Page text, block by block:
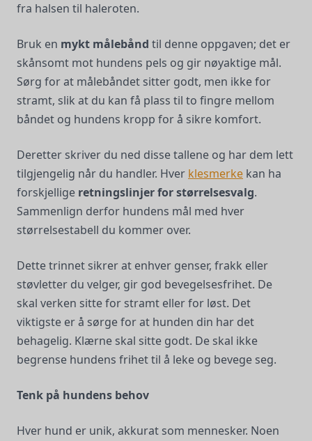
fra halsen til haleroten.
Bruk en mykt målebånd til denne oppgaven; det er
skånsomt mot hundens pels og gir nøyaktige mål.
Sørg for at målebåndet sitter godt, men ikke for
stramt, slik at du kan få plass til to fingre mellom
båndet og hundens kropp for å sikre komfort.
Deretter skriver du ned disse tallene og har dem lett
tilgjengelig når du handler. Hver klesmerke kan ha
forskjellige retningslinjer for størrelsesvalg.
Sammenlign derfor hundens mål med hver
størrelsestabell du kommer over.
Dette trinnet sikrer at enhver genser, frakk eller
støvletter du velger, gir god bevegelsesfrihet. De
skal verken sitte for stramt eller for løst. Det
viktigste er å sørge for at hunden din har det
behagelig. Klærne skal sitte godt. De skal ikke
begrense hundens frihet til å leke og bevege seg.
Tenk på hundens behov
Hver hund er unik, akkurat som mennesker. Noen